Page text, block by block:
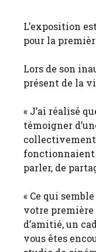
L’exposition
pour la
Lors de son
présent de la
« J’ai réalisé
témoigner
fonctionnaient
parler, de
« Ce qui
votre première
d’amitié, un
vous êtes